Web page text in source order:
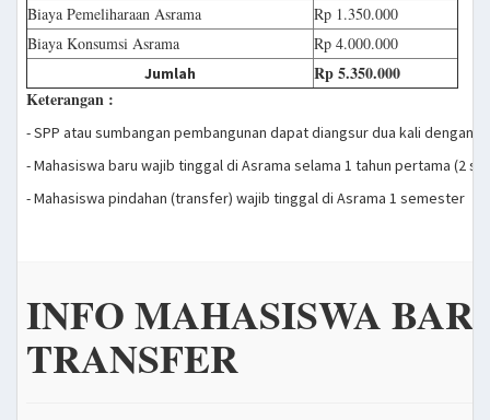
Biaya Pemeliharaan Asrama
Rp 1.350.000
Biaya Konsumsi Asrama
Rp 4.000.000
Jumlah
Rp 5.350.000
Keterangan :
- SPP atau sumbangan pembangunan dapat diangsur dua kali dengan
- Mahasiswa baru wajib tinggal di Asrama selama 1 tahun pertama (2
- Mahasiswa pindahan (transfer) wajib tinggal di Asrama 1 semester
INFO MAHASISWA
TRANSFER